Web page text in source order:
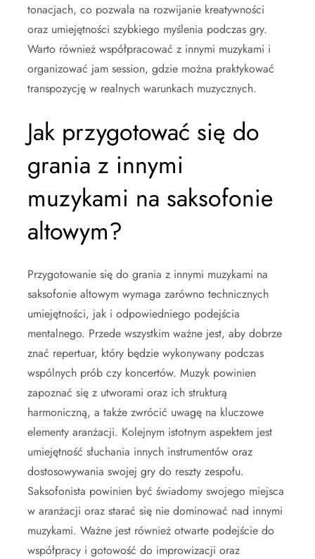
tonacjach, co pozwala na rozwijanie kreatywności
oraz umiejętności szybkiego myślenia podczas gry.
Warto również współpracować z innymi muzykami i
organizować jam session, gdzie można praktykować
transpozycję w realnych warunkach muzycznych.
Jak przygotować się do
grania z innymi
muzykami na saksofonie
altowym?
Przygotowanie się do grania z innymi muzykami na
saksofonie altowym wymaga zarówno technicznych
umiejętności, jak i odpowiedniego podejścia
mentalnego. Przede wszystkim ważne jest, aby dobrze
znać repertuar, który będzie wykonywany podczas
wspólnych prób czy koncertów. Muzyk powinien
zapoznać się z utworami oraz ich strukturą
harmoniczną, a także zwrócić uwagę na kluczowe
elementy aranżacji. Kolejnym istotnym aspektem jest
umiejętność słuchania innych instrumentów oraz
dostosowywania swojej gry do reszty zespołu.
Saksofonista powinien być świadomy swojego miejsca
w aranżacji oraz starać się nie dominować nad innymi
muzykami. Ważne jest również otwarte podejście do
współpracy i gotowość do improwizacji oraz